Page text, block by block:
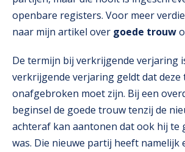
openbare registers. Voor meer
naar mijn artikel over goede trouw
De termijn bij verkrijgende verjaring
verkrijgende verjaring geldt dat deze
onafgebroken moet zijn. Bij een
beginsel de goede trouw tenzij de
achteraf kan aantonen dat ook hij te
was. Die nieuwe partij heeft namelijk